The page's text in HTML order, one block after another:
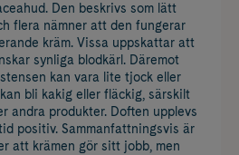
Den beskrivs som lätt
flera nämner att den fungerar
kräm. Vissa uppskattar att
synliga blodkärl. Däremot
kan vara lite tjock eller
bli kakig eller fläckig, särskilt
andra produkter. Doften upplevs
positiv. Sammanfattningsvis är
att krämen gör sitt jobb, men